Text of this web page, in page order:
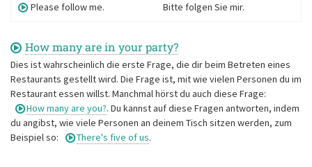
Please follow me. Bitte folgen Sie mir.
How many are in your party?
Dies ist wahrscheinlich die erste Frage, die dir beim Betreten eines
Restaurants gestellt wird. Die Frage ist, mit wie vielen Personen du im
Restaurant essen willst. Manchmal hörst du auch diese Frage:
How many are you?. Du kannst auf diese Fragen antworten, indem
du angibst, wie viele Personen an deinem Tisch sitzen werden, zum
Beispiel so:
There's five of us.